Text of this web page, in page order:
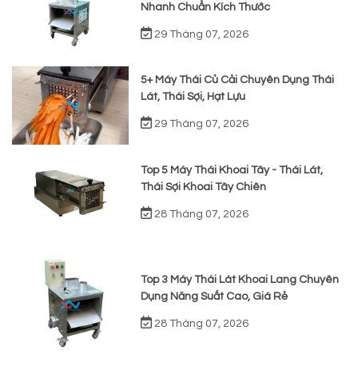
Nhanh Chuẩn Kích Thước
29 Tháng 07, 2026
5+ Máy Thái Củ Cải Chuyên Dụng Thái
Lát, Thái Sợi, Hạt Lựu
29 Tháng 07, 2026
Top 5 Máy Thái Khoai Tây - Thái Lát,
Thái Sợi Khoai Tây Chiên
28 Tháng 07, 2026
Top 3 Máy Thái Lát Khoai Lang Chuyên
Dụng Năng Suất Cao, Giá Rẻ
28 Tháng 07, 2026